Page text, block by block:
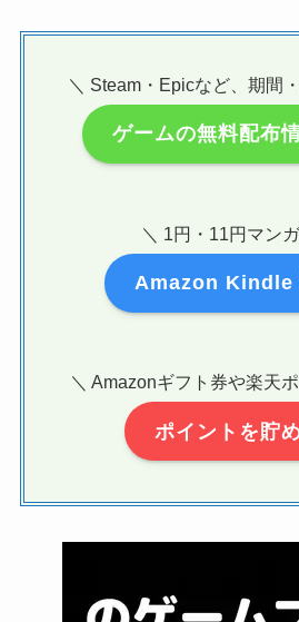
＼ Steam・Epicなど、期間
ゲームの無料配布
＼ 1円・11円マン
Amazon Kindle
＼ Amazonギフト券や楽天
ポイントを貯